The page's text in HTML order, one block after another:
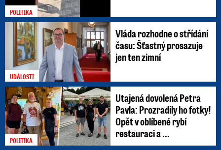
POLITIKA
UDÁLOSTI
Vláda rozhodne o střídání
času: Šťastný prosazuje
jen ten zimní
POLITIKA
Utajená dovolená Petra
Pavla: Prozradily ho fotky!
Opět v oblíbené rybí
restauraci a ...